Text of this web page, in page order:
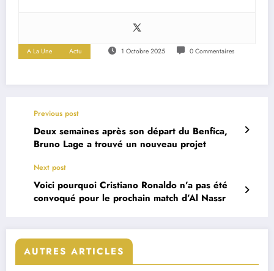
A La Une Actu 1 Octobre 2025 0 Commentaires
Previous post
Deux semaines après son départ du Benfica,
Bruno Lage a trouvé un nouveau projet
Next post
Voici pourquoi Cristiano Ronaldo n’a pas été
convoqué pour le prochain match d’Al Nassr
AUTRES ARTICLES